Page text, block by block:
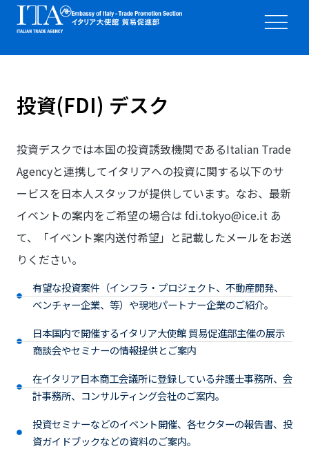
投資(FDI) デスク
投資デスクでは本国の投資誘致機関であるItalian Trade
Agencyと連携してイタリアへの投資に関する以下のサ
ービスを日本人スタッフが提供しています。なお、最新
イベントの案内をご希望の場合は fdi.tokyo@ice.it あ
て、「イベント案内送付希望」と記載したメールをお送
りください。
有望な投資案件（インフラ・プロジェクト、不動産開発、
ベンチャー企業、等）や現地パートナー企業のご紹介。
日本国内で開催するイタリア大使館 貿易促進部主催の展示
商談会やセミナーの情報提供とご案内
在イタリア日本商工会議所に登録している弁護士事務所、会
計事務所、コンサルティング会社のご案内。
投資セミナーなどのイベント開催、各セクターの報告書、投
資ガイドブックなどの資料のご案内。